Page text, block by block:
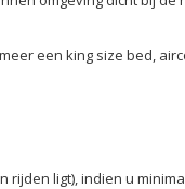
een king size bed,
rijden ligt), indien u